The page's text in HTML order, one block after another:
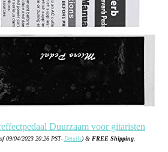
Duurzaam voor gitaristen
09/04/2023 20:26 PST- Details) & FREE Shipping